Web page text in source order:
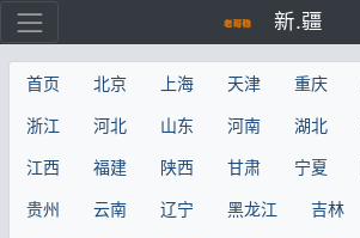
新.疆
首页 北京 上海 天津 重庆
浙江
河北 山东 河南 湖北
江西
福建 陕西 甘肃 宁夏
贵州
云南 辽宁 黑龙江 吉林